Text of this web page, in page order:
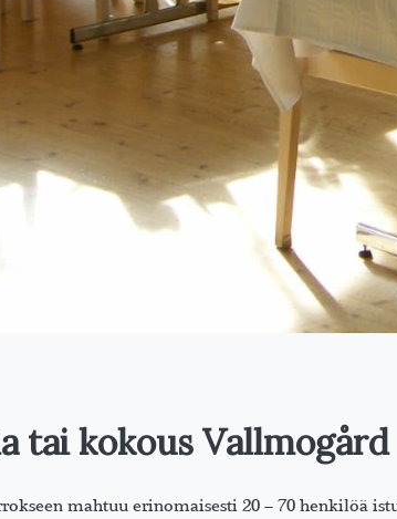
tai kokous Vallmogård
mahtuu erinomaisesti 20 – 70 henkilöä